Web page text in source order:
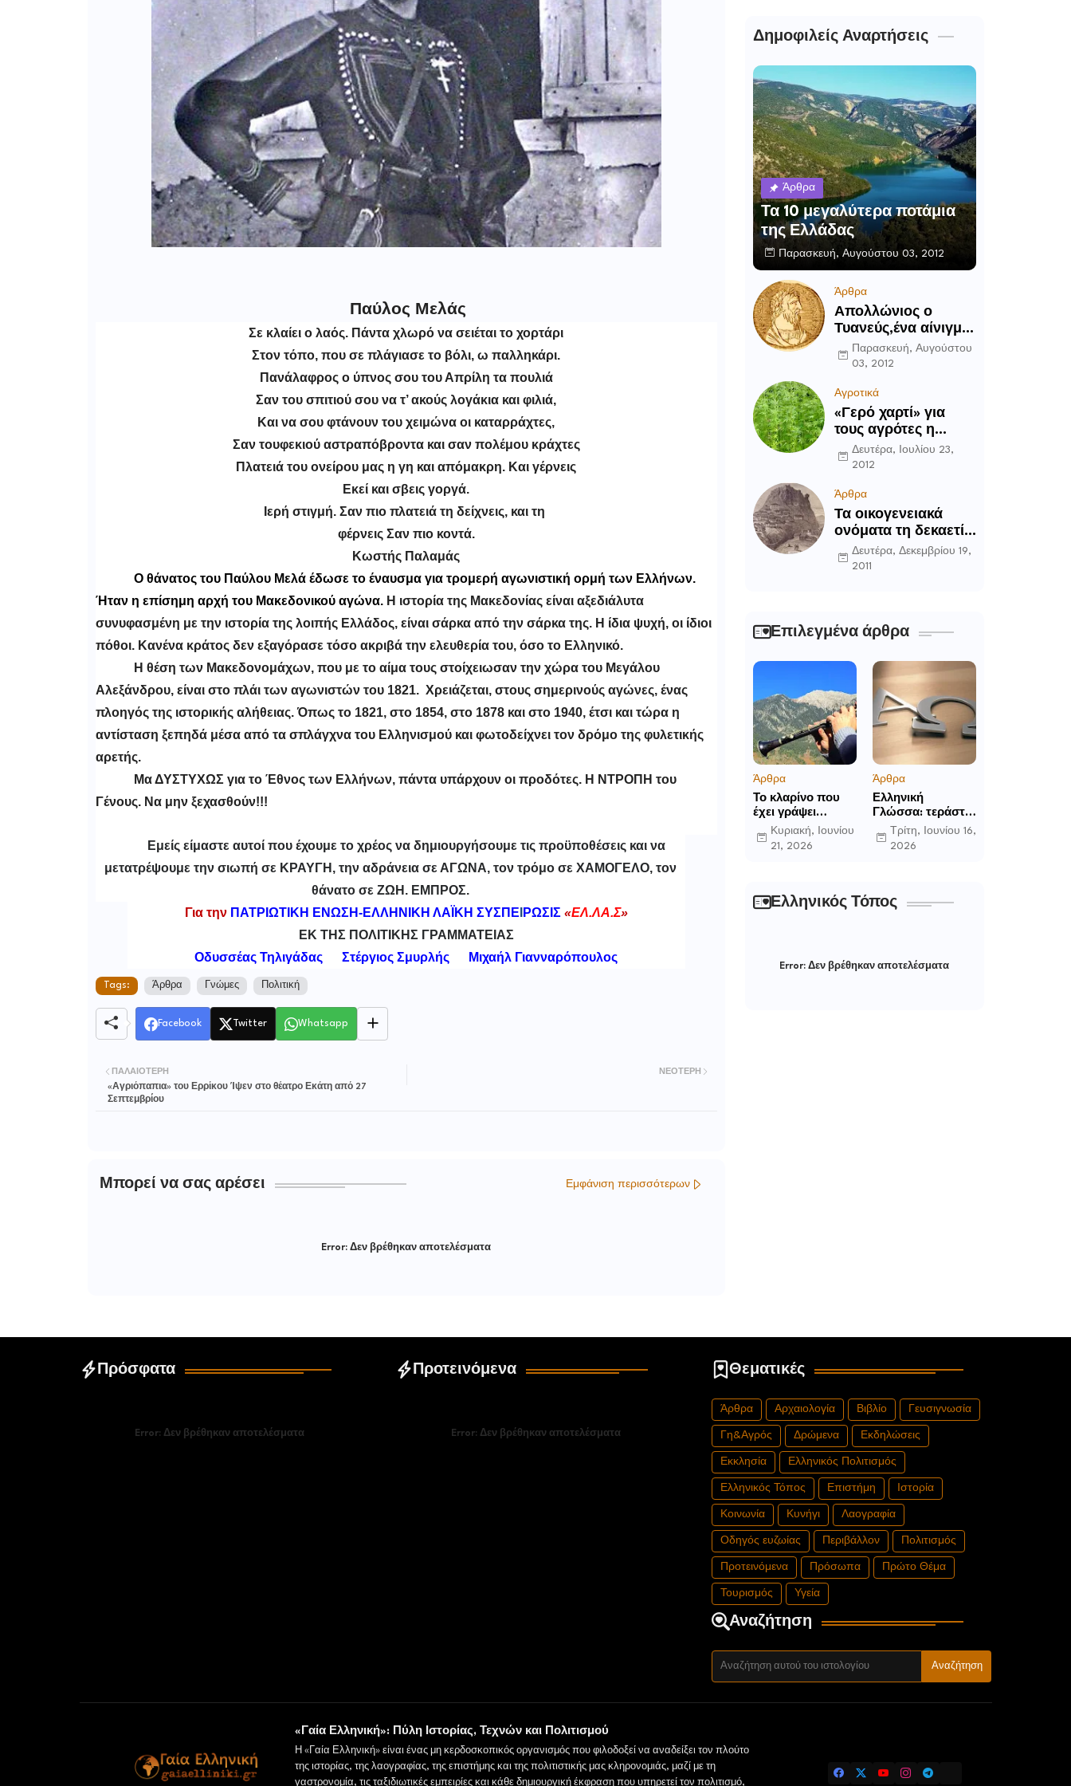
Παύλος Μελάς
Σε κλαίει ο λαός. Πάντα χλωρό να σειέται το χορτάρι
Στον τόπο, που σε πλάγιασε το βόλι, ω παλληκάρι.
Πανάλαφρος ο ύπνος σου του Απρίλη τα πουλιά
Σαν του σπιτιού σου να τ’ ακούς λογάκια και φιλιά,
Και να σου φτάνουν του χειμώνα οι καταρράχτες,
Σαν τουφεκιού αστραπόβροντα και σαν πολέμου κράχτες
Πλατειά του ονείρου μας η γη και απόμακρη. Και γέρνεις
Εκεί και σβεις γοργά.
Ιερή στιγμή. Σαν πιο πλατειά τη δείχνεις, και τη
φέρνεις Σαν πιο κοντά.
Κωστής Παλαμάς
Ο θάνατος του Παύλου Μελά έδωσε το έναυσμα για τρομερή αγωνιστική ορμή των Ελλήνων.
Ήταν η επίσημη αρχή του Μακεδονικού αγώνα. Η ιστορία της Μακεδονίας είναι αξεδιάλυτα
συνυφασμένη με την ιστορία της λοιπής Ελλάδος, είναι σάρκα από την σάρκα της. Η ίδια ψυχή, οι ίδιοι
πόθοι. Κανένα κράτος δεν εξαγόρασε τόσο ακριβά την ελευθερία του, όσο το Ελληνικό.
Η θέση των Μακεδονομάχων, που με το αίμα τους στοίχειωσαν την χώρα του Μεγάλου
Αλεξάνδρου, είναι στο πλάι των αγωνιστών του 1821. Χρειάζεται, στους σημερινούς αγώνες, ένας
πλοηγός της ιστορικής αλήθειας. Όπως το 1821, στο 1854, στο 1878 και στο 1940, έτσι και τώρα η
αντίσταση ξεπηδά μέσα από τα σπλάγχνα του Ελληνισμού και φωτοδείχνει τον δρόμο της φυλετικής
αρετής.
Μα ΔΥΣΤΥΧΩΣ για το Έθνος των Ελλήνων, πάντα υπάρχουν οι προδότες. Η ΝΤΡΟΠΗ του
Γένους. Να μην ξεχασθούν!!!
Εμείς είμαστε αυτοί που έχουμε το χρέος να δημιουργήσουμε τις προϋποθέσεις και να
μετατρέψουμε την σιωπή σε ΚΡΑΥΓΗ, την αδράνεια σε ΑΓΩΝΑ, τον τρόμο σε ΧΑΜΟΓΕΛΟ, τον
θάνατο σε ΖΩΗ. ΕΜΠΡΟΣ.
Για την ΠΑΤΡΙΩΤΙΚΗ ΕΝΩΣΗ-ΕΛΛΗΝΙΚΗ ΛΑΪΚΗ ΣΥΣΠΕ ΡΩΣΙΣ «ΕΛ.ΛΑ.Σ»
ΕΚ ΤΗΣ ΠΟΛΙΤΙΚΗΣ ΓΡΑΜΜΑΤΕΙΑΣ
Οδυσσέας Τηλιγάδας
Στέργιος Σμυρλής Μιχαήλ Γιανναρόπουλος
Tags: Άρθρα Γνώμες Πολιτική
Facebook Twitter Whatsapp
ΝΕΌΤΕΡΗ
ΠΑΛΑΙΌΤΕΡΗ
«Αγριόπαπια» του Ερρίκου Ίψεν στο θέατρο Εκάτη από 27
Σεπτεμβρίου
Μπορεί να σας αρέσει Εμφάνιση περισσότερων
Error: Δεν βρέθηκαν αποτελέσματα
Δημοφιλείς Αναρτήσεις
Άρθρα
Τα 10 μεγαλύτερα ποτάμια
της Ελλάδας
Παρασκευή, Αυγούστου 03, 2012
Άρθρα
Απολλώνιος ο
Τυανεύς,ένα αίνιγμα
του αρχαίου κόσμου
Παρασκευή, Αυγούστου
03, 2012
Αγροτικά
«Γερό χαρτί» για
τους αγρότες η
καλλιέργεια του
κενάφ
Δευτέρα, Ιουλίου 23,
2012
Άρθρα
Τα οικογενειακά
ονόματα τη δεκαετία
του ’90 στην
Περιοχή Δομοκού
Δευτέρα, Δεκεμβρίου 19,
2011
Επιλεγμένα άρθρα
Άρθρα
Το κλαρίνο που
έχει γράψει
ιστορία στα χωριά
της Ρούμελης
Κυριακή, Ιουνίου
21, 2026
Άρθρα
Ελληνική
Γλώσσα: τεράστια
η προσφορά της
στο παγκόσμιο
Τρίτη, Ιουνίου 16,
2026
Ελληνικός Τόπος
Error: Δεν βρέθηκαν αποτελέσματα
Πρόσφατα
Error: Δεν βρέθηκαν αποτελέσματα
Προτεινόμενα
Error: Δεν βρέθηκαν αποτελέσματα
Θεματικές
Άρθρα Αρχαιολογία Βιβλίο Γευσιγνωσία
Γη&Αγρός Δρώμενα Εκδηλώσεις
Εκκλησία Ελληνικός Πολιτισμός
Ελληνικός Τόπος Επιστήμη Ιστορία
Κοινωνία Κυνήγι Λαογραφία
Οδηγός ευζωίας Περιβάλλον Πολιτισμός
Προτεινόμενα Πρόσωπα Πρώτο Θέμα
Τουρισμός Υγεία
Αναζήτηση
«Γαία Ελληνική»: Πύλη Ιστορίας, Τεχνών και Πολιτισμού
Η «Γαία Ελληνική» είναι ένας μη κερδοσκοπικός οργανισμός που φιλοδοξεί να αναδείξει τον πλούτο
της ιστορίας, της λαογραφίας, της επιστήμης και της πολιτιστικής μας κληρονομιάς, μαζί με τη
γαστρονομία, τις ταξιδιωτικές εμπειρίες και κάθε δημιουργική έκφραση που υπηρετεί τον πολιτισμό,